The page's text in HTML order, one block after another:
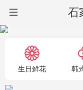
石
生日鲜花 韩